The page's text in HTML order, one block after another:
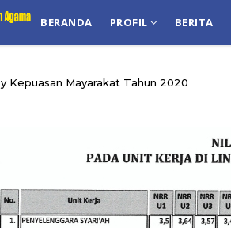
BERANDA PROFIL BERITA
Kepuasan Mayarakat Tahun 2020